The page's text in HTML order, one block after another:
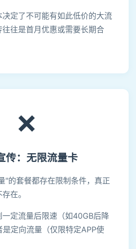
决定了不可能有如此低价的大流
往是首月优惠或需要长期合
❌
传：无限流量卡
"的套餐都存在限制条件，真正
在。
一定流量后限速（如40GB后降
定向流量（仅限特定APP使